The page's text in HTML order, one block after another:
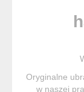
Oryginalne
w naszej